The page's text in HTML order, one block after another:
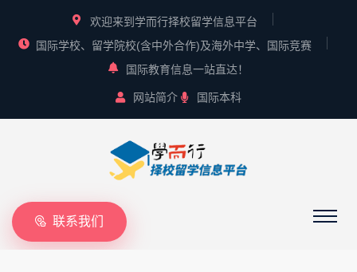
欢迎来到学而行择校留学信息平台
国际学校、留学院校(含中外合作)及海外中学、国际竞赛
国际教育信息一站直达！
网站简介 国际本科
联系我们